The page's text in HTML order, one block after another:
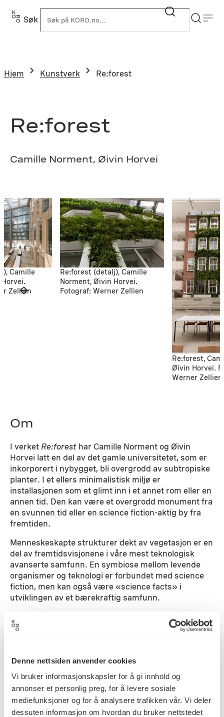
Denne nettsiden anvender cookies
Vi bruker informasjonskapsler for å gi innhold og
annonser et personlig preg, for å levere sosiale
mediefunksjoner og for å analysere trafikken vår. Vi deler
dessuten informasjon om hvordan du bruker nettstedet
Hopp
Søk
Hjem Kunstverk Re:forest
Re:forest
Camille Norment, Øivin Horvei
Camille
Zellien
Re:forest (detalj), Camille
Norment, Øivin Horvei.
Fotograf: Werner Zellien
Re:forest,
Øivin Horvei.
Werner Zellien
Om
I verket Re:forest har Camille Norment og Øivin
Horvei latt en del av det gamle universitetet, som er
inkorporert i nybygget, bli overgrodd av subtropiske
planter. I et ellers minimalistisk miljø er
installasjonen som et glimt inn i et annet rom eller en
annen tid. Den kan være et overgrodd monument fra
en svunnen tid eller en science fiction-aktig by fra
fremtiden.
Menneskeskapte strukturer dekt av vegetasjon er en
del av fremtidsvisjonene i våre mest teknologisk
avanserte samfunn. En symbiose mellom levende
organismer og teknologi er forbundet med science
fiction, men kan også være «science facts» i
utviklingen av et bærekraftig samfunn.
Re:forest
er at
skogen gror igjen over menneskeskapt arkitektur og
gjensvar på den geologiske epoken jorden nå sies å
være inne i: antropocen. Navnet betyr «menneskets
epoke» og viser til at det nå er menneskelig aktivitet
som er mest avgjørende for hvordan jordens
overflate og klodens systemer utvikler seg.